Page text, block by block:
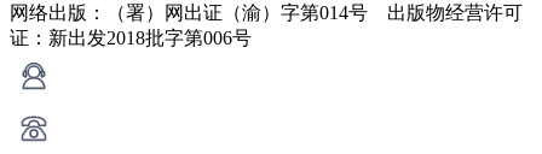
网络出版：（署）网出证（渝）字第014号 出版物经营许可
证：新出发2018批字第006号